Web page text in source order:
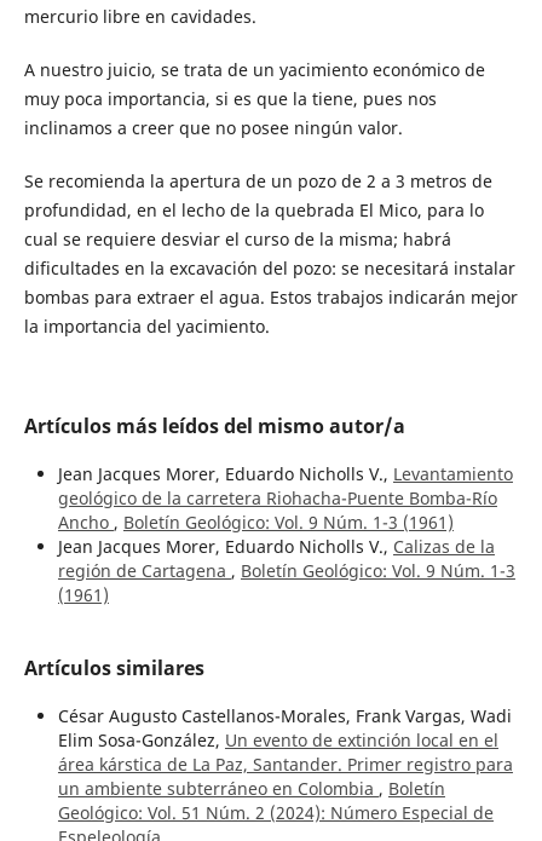
mercurio libre en cavidades.
A nuestro juicio, se trata de un yacimiento económico de
muy poca importancia, si es que la tiene, pues nos
inclinamos a creer que no posee ningún valor.
Se recomienda la apertura de un pozo de 2 a 3 metros de
profundidad, en el lecho de la quebrada El Mico, para lo
cual se requiere desviar el curso de la misma; habrá
dificultades en la excavación del pozo: se necesitará instalar
bombas para extraer el agua. Estos trabajos indicarán mejor
la importancia del yacimiento.
Artículos más leídos del mismo autor/a
Jean Jacques Morer, Eduardo Nicholls V., Levantamiento
geológico de la carretera Riohacha-Puente Bomba-Río
Ancho , Boletín Geológico: Vol. 9 Núm. 1-3 (1961)
Jean Jacques Morer, Eduardo Nicholls V., Calizas de la
región de Cartagena , Boletín Geológico: Vol. 9 Núm. 1-3
(1961)
Artículos similares
César Augusto Castellanos-Morales, Frank Vargas, Wadi
Elim Sosa-González, Un evento de extinción local en el
área kárstica de La Paz, Santander. Primer registro para
un ambiente subterráneo en Colombia , Boletín
Geológico: Vol. 51 Núm. 2 (2024): Número Especial de